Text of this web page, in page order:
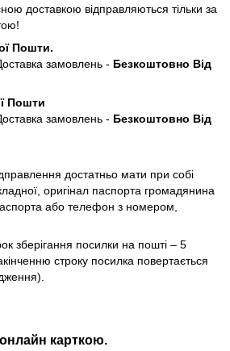
доставкою відправляються тільки за
Пошти.
замовлень - Безкоштовно Від
Пошти
замовлень - Безкоштовно Від
достатньо мати при собі
оригінал паспорта громадянина
або телефон з номером,
зберігання посилки на пошті – 5
строку посилка повертається
карткою.